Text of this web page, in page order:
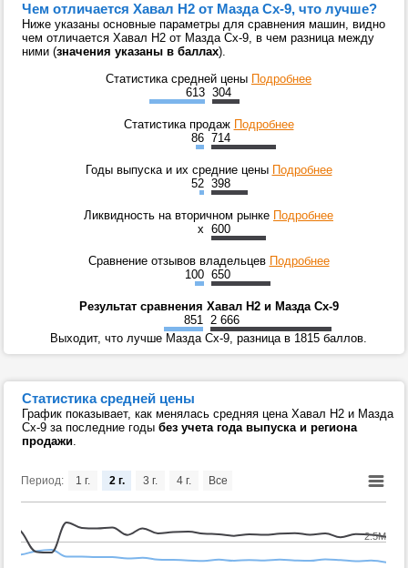
Чем отличается Хавал Н2 от Мазда Сх-9, что лучше?
Ниже указаны основные параметры для сравнения машин, видно
чем отличается Хавал Н2 от Мазда Сх-9, в чем разница между
ними (значения указаны в баллах).
Статистика средней цены Подробнее
613 304
Статистика продаж Подробнее
86 714
Годы выпуска и их средние цены Подробнее
52 398
Ликвидность на вторичном рынке Подробнее
x 600
Сравнение отзывов владельцев Подробнее
100 650
Результат сравнения Хавал Н2 и Мазда Сх-9
851 2 666
Выходит, что лучше Мазда Сх-9, разница в 1815 баллов.
Статистика средней цены
График показывает, как менялась средняя цена Хавал Н2 и Мазда
Сх-9 за последние годы без учета года выпуска и региона
продажи.
Период:
2.5M
1 г. 2 г. 3 г. 4 г. Все